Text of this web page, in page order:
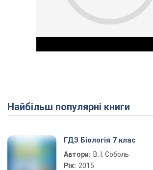
Play
Найбільш популярні книги
ГДЗ Біологія 7 клас
Автори: В. І. Соболь
Рік: 2015